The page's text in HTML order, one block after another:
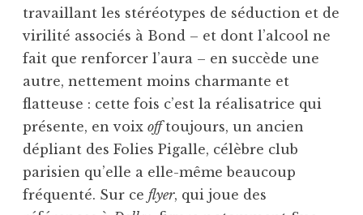
travaillant les stéréotypes de séduction et de
virilité associés à Bond – et dont l’alcool ne
fait que renforcer l’aura – en succède une
autre, nettement moins charmante et
flatteuse : cette fois c’est la réalisatrice qui
présente, en voix offtoujours, un ancien
dépliant des Folies Pigalle, célèbre club
parisien qu’elle a elle-même beaucoup
fréquenté. Sur ce flyer, qui joue des